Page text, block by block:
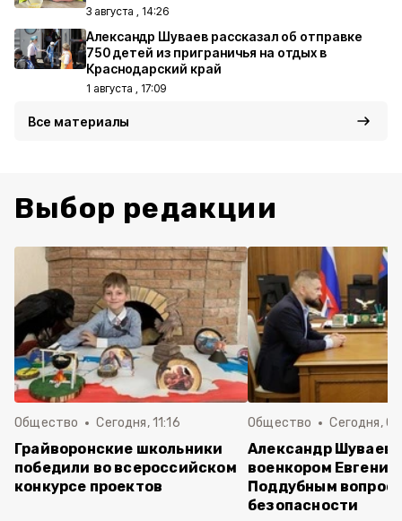
3 августа , 14:26
Александр Шуваев рассказал об отправке
750 детей из приграничья на отдых в
Краснодарский край
1 августа , 17:09
Все материалы
Выбор редакции
Общество Сегодня, 11:16
Грайворонские школьники
победили во всероссийском
конкурсе проектов
Общество Сегодня,
Александр Шуваев
военкором
Поддубным
безопасности